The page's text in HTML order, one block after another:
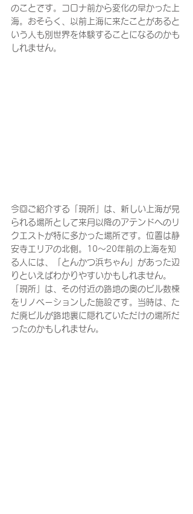
のことです。コロナ前から変化の早かった上
海。おそらく、以前上海に来たことがあると
いう人も別世界を体験することになるのかも
しれません。
今回ご紹介する「現所」は、新しい上海が見
られる場所として来月以降のアテンドへのリ
クエストが特に多かった場所です。位置は静
安寺エリアの北側。10〜20年前の上海を知
る人には、「とんかつ浜ちゃん」があった辺
りといえばわかりやすいかもしれません。
「現所」は、その付近の路地の奥のビル数棟
をリノベーションした施設です。当時は、た
だ廃ビルが路地裏に隠れていただけの場所だ
ったのかもしれません。